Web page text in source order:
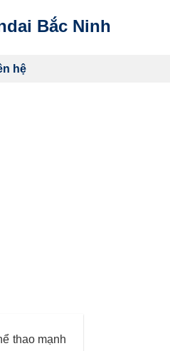
Bắc Ninh
hệ
thao mạnh